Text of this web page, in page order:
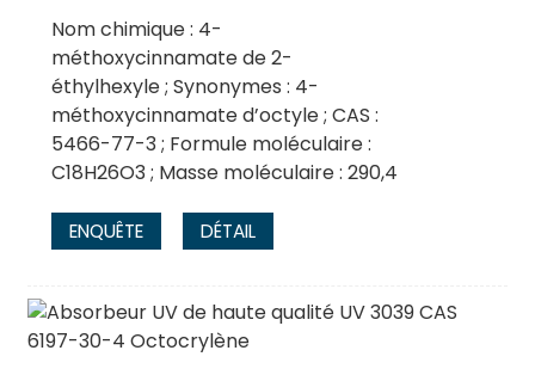
Nom chimique : 4-
méthoxycinnamate de 2-
éthylhexyle ; Synonymes : 4-
méthoxycinnamate d’octyle ; CAS :
5466-77-3 ; Formule moléculaire :
C18H26O3 ; Masse moléculaire : 290,4
ENQUÊTE DÉTAIL